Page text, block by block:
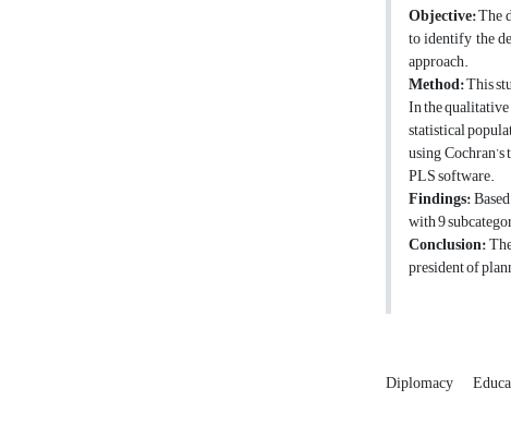
Objective:The
to identify the
approach.
Method:This
In the
statistical
using
PLS software.
Findings:
with 9
Conclusion:
president of
Diplomacy